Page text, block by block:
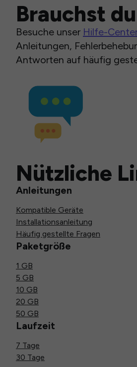
Brauchst
Besuche unser Hilfe-
Anleitungen,
Antworten auf häufig
Nützliche
Anleitungen
Kompatible Geräte
Installationsanleitung
Häufig gestellte Fragen
Paketgröße
1 GB
5 GB
10 GB
20 GB
50 GB
Laufzeit
7 Tage
30 Tage